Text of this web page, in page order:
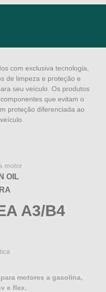
com exclusiva tecnologia,
de limpeza e proteção e
seu veículo. Os produtos
que evitam o
proteção diferenciada ao
motor
OIL
A3/B4
motores a gasolina,
e flex.